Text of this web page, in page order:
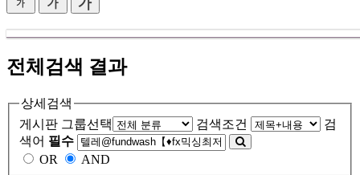
전체검색 결과
상세검색
게시판 그룹선택
검색조건
검
색어 필수
OR
AND